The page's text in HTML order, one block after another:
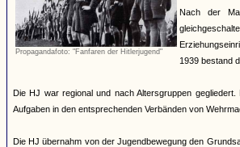
Propagandafoto: "Fanfaren der Hitlerjugend"
Nach der
1939 bestand
Die HJ war regional und nach Altersgruppen
Aufgaben in den entsprechenden Verbänden von
Die HJ übernahm von der Jugendbewegung den